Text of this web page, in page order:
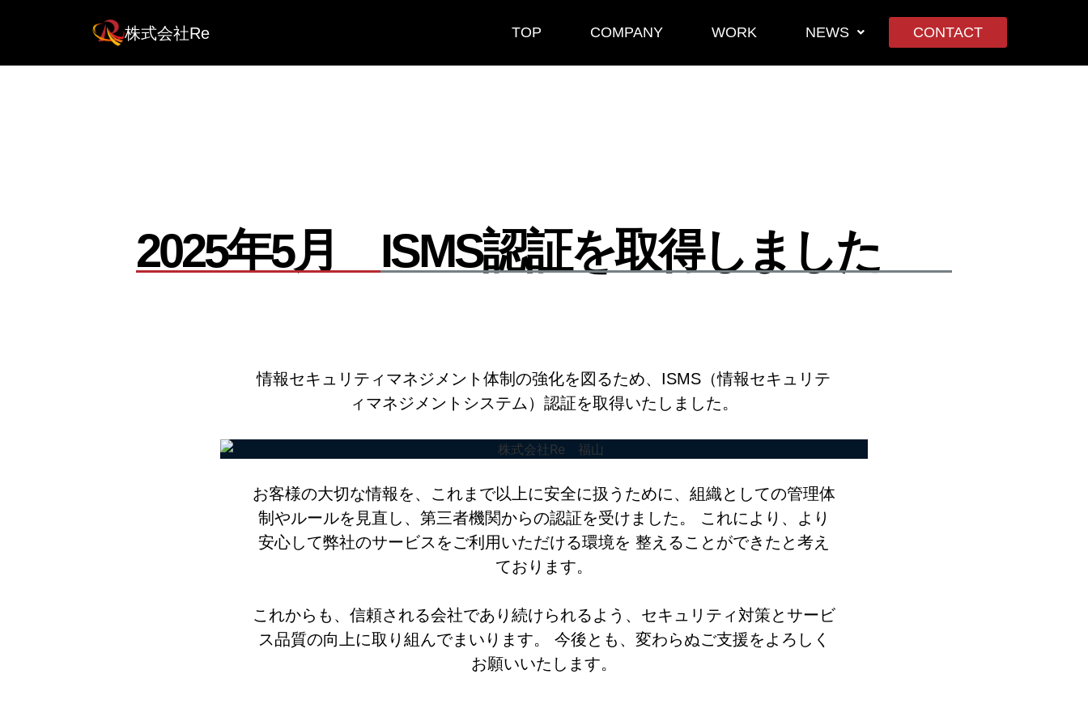
株式会社Re TOP COMPANY WORK NEWS CONTACT
2025年5月 ISMS認証を取得しました
情報セキュリティマネジメント体制の強化を図るため、ISMS（情報セキュリテ
ィマネジメントシステム）認証を取得いたしました。
お客様の大切な情報を、これまで以上に安全に扱うために、組織としての管理体
制やルールを見直し、第三者機関からの認証を受けました。 これにより、より
安心して弊社のサービスをご利用いただける環境を 整えることができたと考え
ております。
これからも、信頼される会社であり続けられるよう、セキュリティ対策とサービ
ス品質の向上に取り組んでまいります。 今後とも、変わらぬご支援をよろしく
お願いいたします。